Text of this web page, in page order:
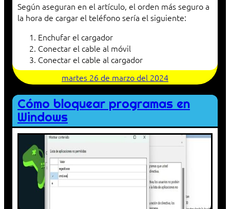
Según aseguran en el artículo, el orden más seguro a
la hora de cargar el teléfono sería el siguiente:
Enchufar el cargador
Conectar el cable al móvil
Conectar el cable al cargador
martes 26 de marzo del 2024
Cómo bloquear programas en
Windows